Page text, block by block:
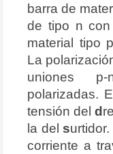
barra de
de tipo n
material tipo
La
uniones p-
polarizadas.
tensión deld
la del s
corriente a